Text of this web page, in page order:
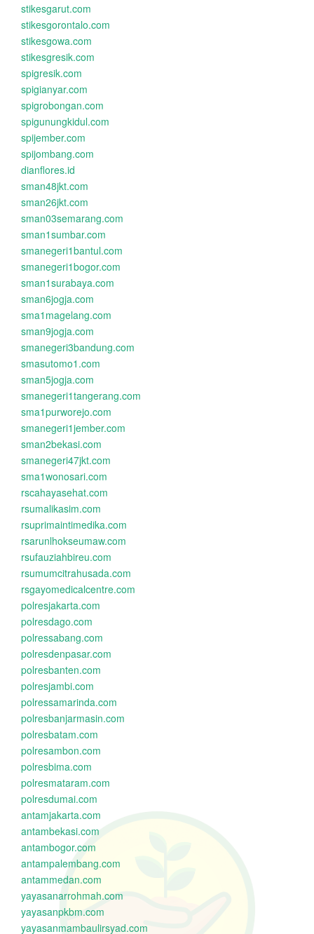
stikesgarut.com
stikesgorontalo.com
stikesgowa.com
stikesgresik.com
spigresik.com
spigianyar.com
spigrobongan.com
spigunungkidul.com
spijember.com
spijombang.com
dianflores.id
sman48jkt.com
sman26jkt.com
sman03semarang.com
sman1sumbar.com
smanegeri1bantul.com
smanegeri1bogor.com
sman1surabaya.com
sman6jogja.com
sma1magelang.com
sman9jogja.com
smanegeri3bandung.com
smasutomo1.com
sman5jogja.com
smanegeri1tangerang.com
sma1purworejo.com
smanegeri1jember.com
sman2bekasi.com
smanegeri47jkt.com
sma1wonosari.com
rscahayasehat.com
rsumalikasim.com
rsuprimaintimedika.com
rsarunlhokseumaw.com
rsufauziahbireu.com
rsumumcitrahusada.com
rsgayomedicalcentre.com
polresjakarta.com
polresdago.com
polressabang.com
polresdenpasar.com
polresbanten.com
polresjambi.com
polressamarinda.com
polresbanjarmasin.com
polresbatam.com
polresambon.com
polresbima.com
polresmataram.com
polresdumai.com
antamjakarta.com
antambekasi.com
antambogor.com
antampalembang.com
antammedan.com
yayasanarrohmah.com
yayasanpkbm.com
yayasanmambaulirsyad.com